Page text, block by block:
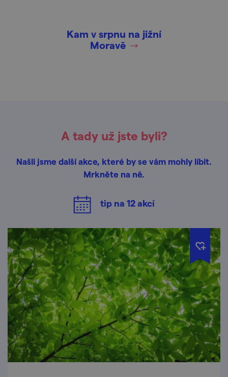
Kam v srpnu na jižní
Moravě
A tady už jste byli?
Našli jsme další akce, které by se vám mohly líbit.
Mrkněte na ně.
tip na 12akcí